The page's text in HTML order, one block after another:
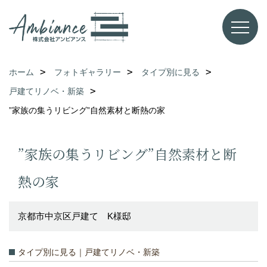
ホーム フォトギャラリー
タイプ別に見る
戸建てリノベ・新築
”家族の集うリビング”自然素材と断熱の家
”家族の集うリビング”自然素材と断
熱の家
京都市中京区戸建て K様邸
タイプ別に見る｜戸建てリノベ・新築